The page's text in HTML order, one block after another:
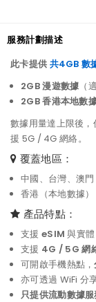
服務計劃描述
此卡提供 共4GB 數
2GB 漫遊數據 （
2GB 香港本地數
數據用量達上限後
援 5G / 4G 網絡。
覆蓋地區：
中國、台灣、澳門
香港（本地數據）
產品特點：
支援 eSIM 與實
支援 4G / 5G 網
可開啟手機熱點，
亦可透過 WiFi 分
只提供流動數據服